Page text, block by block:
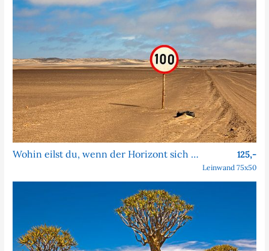
Wohin eilst du, wenn der Horizont sich nie nähert? 125,-
Leinwand 75x50